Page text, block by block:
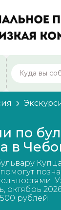
Москва
Россия
Нижний
Россия
Россия
Россия
по
в
октябрь
рублей.